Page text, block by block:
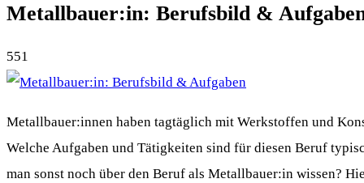
Metallbauer:in: Berufsbild &
551
Metallbauer:innen haben tagtäglich mit Werkstoffen und
Welche Aufgaben und Tätigkeiten sind für diesen Beruf
man sonst noch über den Beruf als Metallbauer:in wissen?